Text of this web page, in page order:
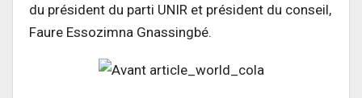
du président du parti UNIR et président du conseil,
Faure Essozimna Gnassingbé.